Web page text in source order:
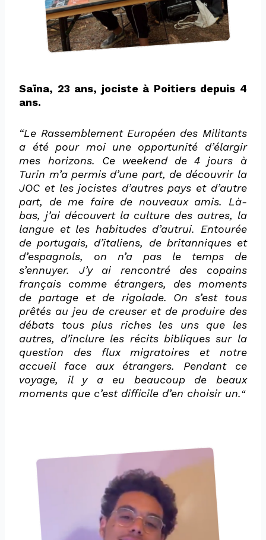
Saïna, 23 ans, jociste à Poitiers depuis 4
ans.
“Le Rassemblement Européen des Militants
a été pour moi une opportunité d’élargir
mes horizons. Ce weekend de 4 jours à
Turin m’a permis d’une part, de découvrir la
JOC et les jocistes d’autres pays et d’autre
part, de me faire de nouveaux amis. Là-
bas, j’ai découvert la culture des autres, la
langue et les habitudes d’autrui. Entourée
de portugais, d’italiens, de britanniques et
d’espagnols, on n’a pas le temps de
s’ennuyer. J’y ai rencontré des copains
français comme étrangers, des moments
de partage et de rigolade. On s’est tous
prêtés au jeu de creuser et de produire des
débats tous plus riches les uns que les
autres, d’inclure les récits bibliques sur la
question des flux migratoires et notre
accueil face aux étrangers. Pendant ce
voyage, il y a eu beaucoup de beaux
moments que c’est difficile d’en choisir un.“